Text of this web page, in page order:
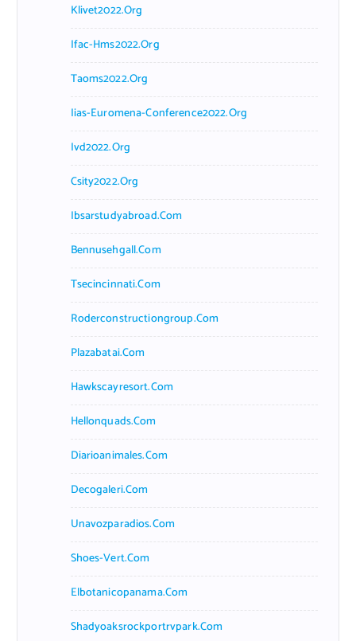
Klivet2022.org
Ifac-Hms2022.org
Taoms2022.org
Iias-Euromena-Conference2022.org
Ivd2022.org
Csity2022.org
Ibsarstudyabroad.com
Bennusehgall.com
Tsecincinnati.com
Roderconstructiongroup.com
Plazabatai.com
Hawkscayresort.com
Hellonquads.com
Diarioanimales.com
Decogaleri.com
Unavozparadios.com
Shoes-Vert.com
Elbotanicopanama.com
Shadyoaksrockportrvpark.com